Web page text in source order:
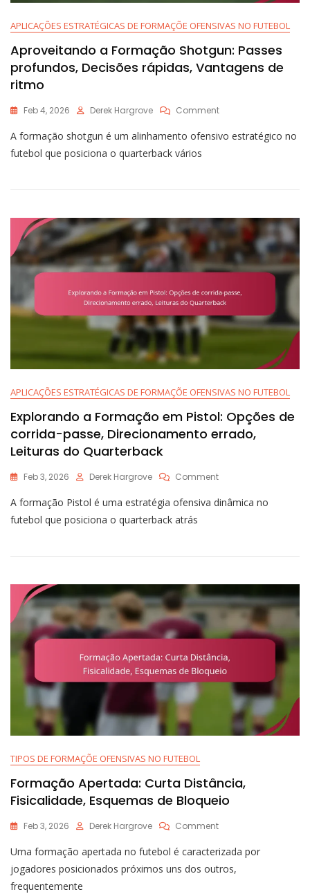
APLICAÇÕES ESTRATÉGICAS DE FORMAÇÕE OFENSIVAS NO FUTEBOL
Aproveitando a Formação Shotgun: Passes
profundos, Decisões rápidas, Vantagens de
ritmo
Feb 4, 2026 Derek Hargrove CommentOn
A
Profundos,
Vantagens
De
Ritmo
A formação shotgun é um alinhamento ofensivo estratégico no
futebol que posiciona o quarterback vários
APLICAÇÕES ESTRATÉGICAS DE FORMAÇÕE OFENSIVAS NO FUTEBOL
Explorando a Formação em Pistol: Opções de
corrida-passe, Direcionamento errado,
Leituras do Quarterback
Feb 3, 2026 Derek Hargrove CommentOn
A
Opções
Passe,
Direcionamento
Errado,
Leituras
Quarterback
A formação Pistol é uma estratégia ofensiva dinâmica no
futebol que posiciona o quarterback atrás
TIPOS DE FORMAÇÕE OFENSIVAS NO FUTEBOL
Formação Apertada: Curta Distância,
Fisicalidade, Esquemas de Bloqueio
Feb 3, 2026 Derek Hargrove CommentOn
Apertada:
Curta
Distância,
Uma formação apertada no futebol é caracterizada por
jogadores posicionados próximos uns dos outros,
frequentemente